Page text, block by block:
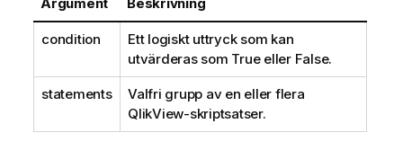
condition
Ett logiskt uttryck som kan
utvärderas som Trueeller False.
statements
Valfri grupp av en eller flera
QlikView-skriptsatser.